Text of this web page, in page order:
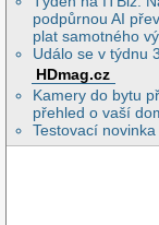
podpůrnou AI
plat samotného
Událo se v týdnu
HDmag.cz
Kamery do bytu
přehled o vaší
Testovací novinka